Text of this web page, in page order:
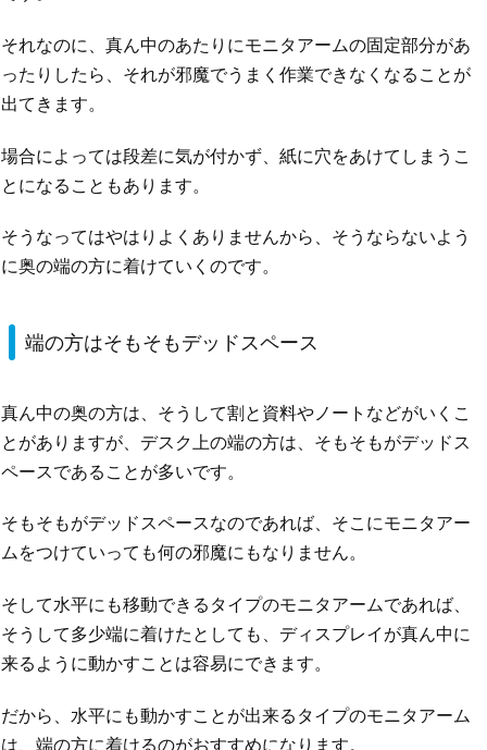
それなのに、真ん中のあたりにモニタアームの固定部分があ
ったりしたら、それが邪魔でうまく作業できなくなることが
出てきます。
場合によっては段差に気が付かず、紙に穴をあけてしまうこ
とになることもあります。
そうなってはやはりよくありませんから、そうならないよう
に奥の端の方に着けていくのです。
端の方はそもそもデッドスペース
真ん中の奥の方は、そうして割と資料やノートなどがいくこ
とがありますが、デスク上の端の方は、そもそもがデッドス
ペースであることが多いです。
そもそもがデッドスペースなのであれば、そこにモニタアー
ムをつけていっても何の邪魔にもなりません。
そして水平にも移動できるタイプのモニタアームであれば、
そうして多少端に着けたとしても、ディスプレイが真ん中に
来るように動かすことは容易にできます。
だから、水平にも動かすことが出来るタイプのモニタアーム
は、端の方に着けるのがおすすめになります。